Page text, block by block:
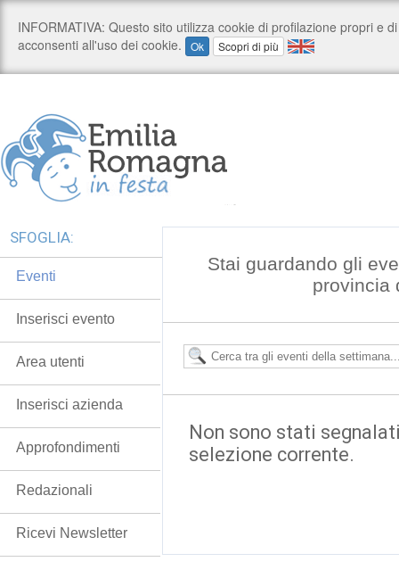
Stai guardando gli
provincia
Non sono stati
selezione corrente.
SFOGLIA:
Eventi
Inserisci evento
Area utenti
Inserisci azienda
Approfondimenti
Redazionali
Ricevi Newsletter